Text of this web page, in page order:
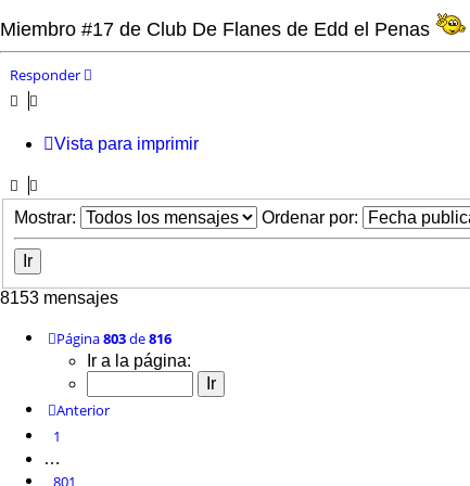
Miembro #17 de Club De Flanes de Edd el Penas
Responder
Vista para imprimir
Mostrar: Ordenar por:
8153 mensajes
Página803de816
Ir a la página:
Anterior
1
…
801